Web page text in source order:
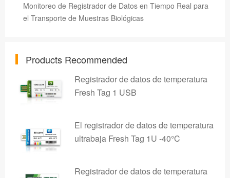
Monitoreo de Registrador de Datos en Tiempo Real para
el Transporte de Muestras Biológicas
Products Recommended
Registrador de datos de temperatura
Fresh Tag 1 USB
El registrador de datos de temperatura
ultrabaja Fresh Tag 1U -40°C
Registrador de datos de temperatura